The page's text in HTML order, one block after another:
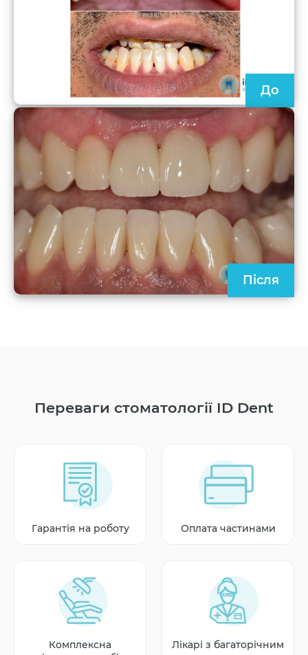
До
Після
Переваги стоматології ID Dent
Гарантія на роботу Оплата частинами
Комплексна
Лікарі з багаторічним